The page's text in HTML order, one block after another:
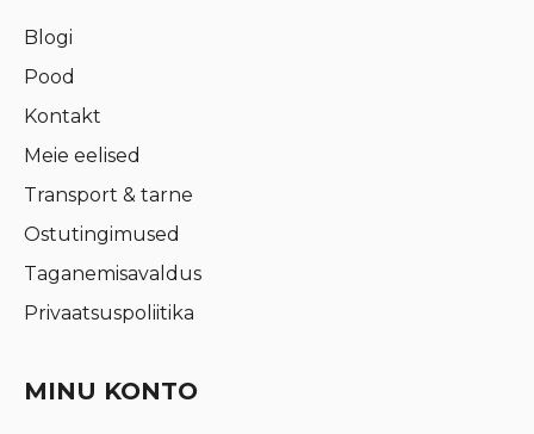
Blogi
Pood
Kontakt
Meie eelised
Transport & tarne
Ostutingimused
Taganemisavaldus
Privaatsuspoliitika
MINU KONTO